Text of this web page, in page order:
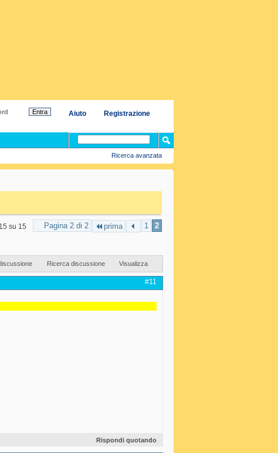
Registrazione
Aiuto
Ricerca avanzata
Pagina 2 di 2 prima 1 2
su 15
Ricerca discussione Visualizza
#11
Rispondi quotando